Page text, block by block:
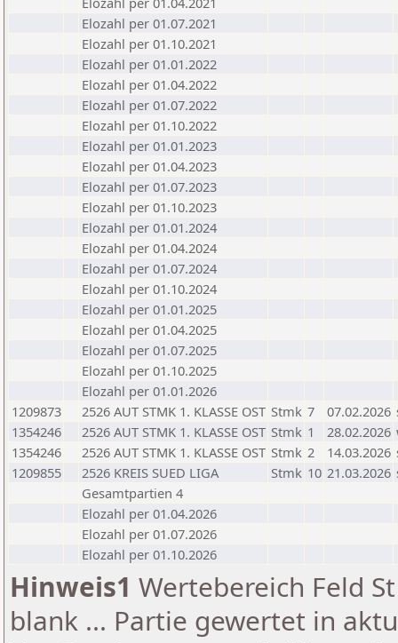
Elozahl per 01.07.2021
Elozahl per 01.10.2021
Elozahl per 01.01.2022
Elozahl per 01.04.2022
Elozahl per 01.07.2022
Elozahl per 01.10.2022
Elozahl per 01.01.2023
Elozahl per 01.04.2023
Elozahl per 01.07.2023
Elozahl per 01.10.2023
Elozahl per 01.01.2024
Elozahl per 01.04.2024
Elozahl per 01.07.2024
Elozahl per 01.10.2024
Elozahl per 01.01.2025
Elozahl per 01.04.2025
Elozahl per 01.07.2025
Elozahl per 01.10.2025
Elozahl per 01.01.2026
1209873
2526 AUT STMK 1. KLASSE OST Stmk 7 07.02.2026
1354246
2526 AUT STMK 1. KLASSE OST Stmk 1 28.02.2026
1354246
2526 AUT STMK 1. KLASSE OST Stmk 2 14.03.2026
1209855
2526 KREIS SUED LIGA Stmk 10 21.03.2026
Gesamtpartien 4
Elozahl per 01.04.2026
Elozahl per 01.07.2026
Elozahl per 01.10.2026
Hinweis1 Wertebereich Feld
blank ... Partie gewertet in